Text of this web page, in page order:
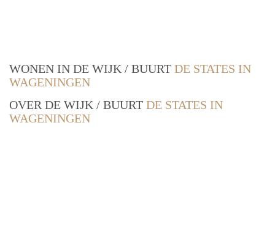
WONEN IN DE WIJK / BUURT DE STATES IN
WAGENINGEN
OVER DE WIJK / BUURT DE STATES IN
WAGENINGEN